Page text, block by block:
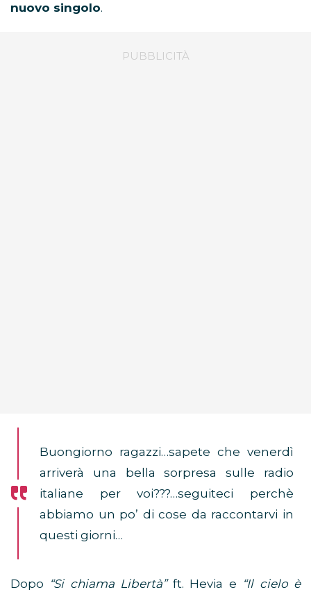
nuovo singolo.
Buongiorno ragazzi…sapete che venerdì
arriverà una bella sorpresa sulle radio
italiane per voi???…seguiteci perchè
abbiamo un po’ di cose da raccontarvi in
questi giorni…
Dopo “Si chiama Libertà”ft. Hevia e “Il cielo è